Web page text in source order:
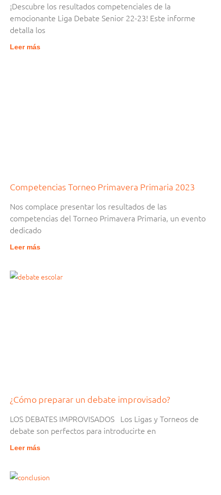
¡Descubre los resultados competenciales de la
emocionante Liga Debate Senior 22-23! Este informe
detalla los
Leer más
Competencias Torneo Primavera Primaria 2023
Nos complace presentar los resultados de las
competencias del Torneo Primavera Primaria, un evento
dedicado
Leer más
¿Cómo preparar un debate improvisado?
LOS DEBATES IMPROVISADOS Los Ligas y Torneos de
debate son perfectos para introducirte en
Leer más